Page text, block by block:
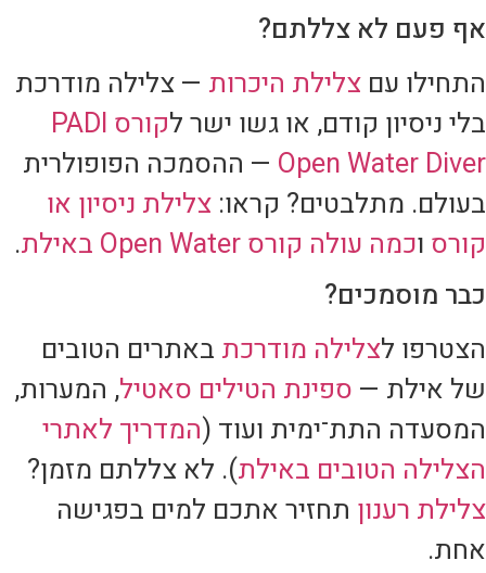
אף פעם לא צללתם?
התחילו עם צלילת היכרות — צלילה מודרכת
בלי ניסיון קודם, או גשו ישר ל
קורס PADI
Open Water Diver — ההסמכה הפופולרית
בעולם. מתלבטים? קראו: צלילת ניסיון או
קורס וכמה עולה קורס Open Water באילת
.
כבר מוסמכים?
הצטרפו לצלילה מודרכת באתרים הטובים
של אילת — ספינת הטילים סאטיל, המערות,
המסעדה התת־ימית ועוד (המדריך לאתרי
הצלילה הטובים באילת). לא צללתם מזמן?
צלילת רענון תחזיר אתכם למים בפגישה
אחת.